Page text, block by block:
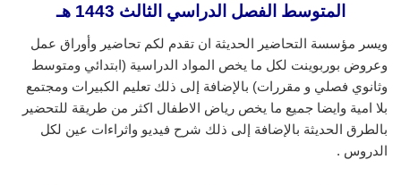
المتوسط الفصل الدراسي الثالث 1443 هـ
ويسر مؤسسة التحاضير الحديثة ان تقدم لكم تحاضير وأوراق عمل
وعروض بوربوينت لكل ما يخص المواد الدراسية (ابتدائي ومتوسط
وثانوي فصلي و مقررات) بالإضافة إلى ذلك تعليم الكبيرات ومجتمع
بلا امية وايضا جميع ما يخص رياض الاطفال اكثر من طريقة للتحضير
بالطرق الحديثة بالإضافة إلى ذلك شرح فيديو واثراءات عين لكل
الدروس .